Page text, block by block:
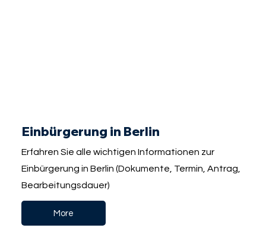
Einbürgerung in Berlin
Erfahren Sie alle wichtigen Informationen zur
Einbürgerung in Berlin (Dokumente, Termin, Antrag,
Bearbeitungsdauer)
More